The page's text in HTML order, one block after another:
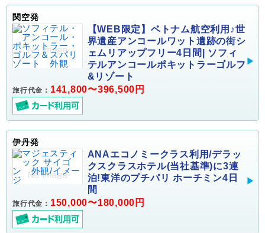
関空発
【WEB限定】ベトナム航空利用♪世
界遺産アンコールワット遺跡の街シ
ェムリアップフリー4日間| ソフィ
テルアンコールポキットラーゴルフ
&リゾート
旅行代金： 141,800〜396,500円
伊丹発
ANAエコノミークラス利用/デラッ
クスクラスホテル(当社基準)に3連
泊!東洋のプチパリ ホーチミン4日
間
旅行代金： 150,000〜180,000円